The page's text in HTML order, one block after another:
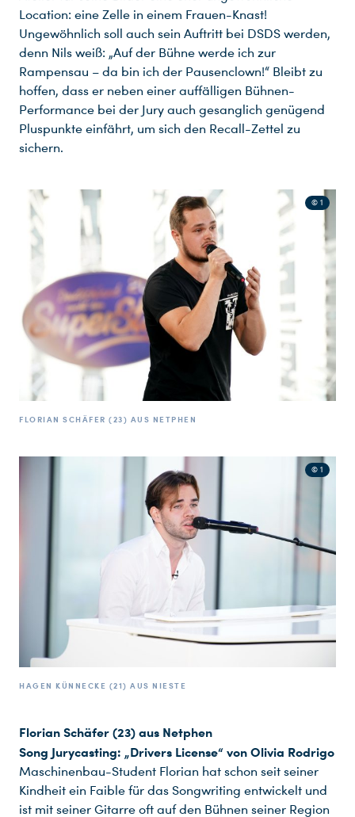
Location: eine Zelle in einem Frauen-Knast!
Ungewöhnlich soll auch sein Auftritt bei DSDS werden,
denn Nils weiß: „Auf der Bühne werde ich zur
Rampensau – da bin ich der Pausenclown!“ Bleibt zu
hoffen, dass er neben einer auffälligen Bühnen-
Performance bei der Jury auch gesanglich genügend
Pluspunkte einfährt, um sich den Recall-Zettel zu
sichern.
© 1
FLORIAN SCHÄFER (23) AUS NETPHEN
© 1
HAGEN KÜNNECKE (21) AUS NIESTE
Florian Schäfer (23) aus Netphen
Song Jurycasting: „Drivers License“ von Olivia Rodrigo
Maschinenbau-Student Florian hat schon seit seiner
Kindheit ein Faible für das Songwriting entwickelt und
ist mit seiner Gitarre oft auf den Bühnen seiner Region